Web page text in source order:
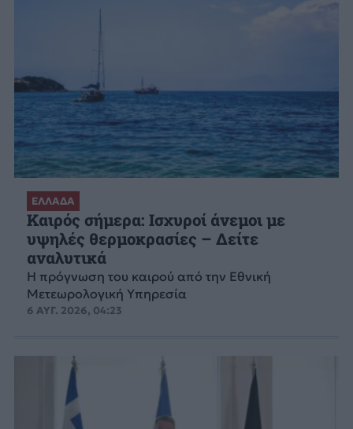
ΕΛΛΑΔΑ
Καιρός σήμερα: Ισχυροί άνεμοι με
υψηλές θερμοκρασίες – Δείτε
αναλυτικά
Η πρόγνωση του καιρού από την Εθνική
Μετεωρολογική Υπηρεσία
6 ΑΥΓ. 2026, 04:23